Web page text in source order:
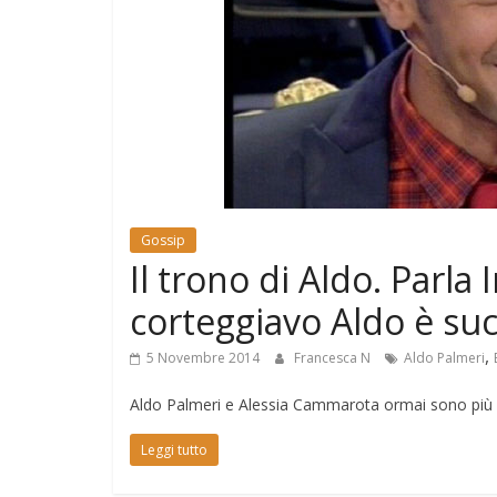
Gossip
Il trono di Aldo. Parla
corteggiavo Aldo è
5 Novembre 2014 Francesca N Aldo Palmeri,
Aldo Palmeri e Alessia Cammarota ormai sono
Leggi tutto